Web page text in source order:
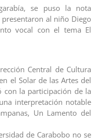
se puso la nota
al niño Diego
vocal con el tema El
Central de Cultura
el Solar de las Artes del
con la participación de la
interpretación notable
Un Lamento del
de Carabobo no se